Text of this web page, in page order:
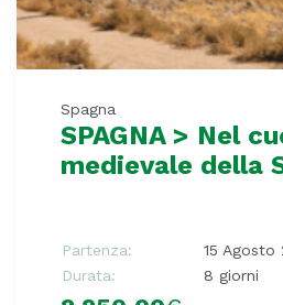
Spagna
SPAGNA > Nel
medievale della
Partenza:
15 Agosto
Durata:
8 giorni